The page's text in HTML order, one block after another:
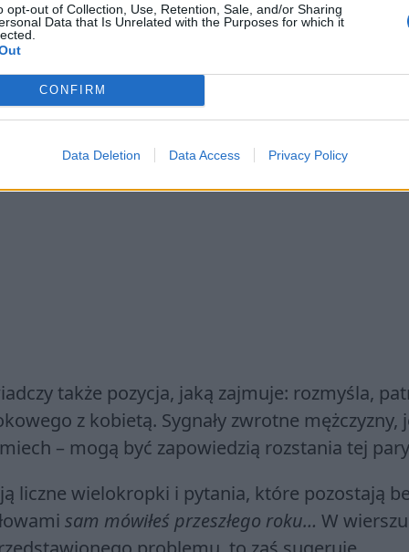
opt-out of Collection, Use, Retention, Sale, and/or Sharing
Data that Is Unrelated with the Purposes for which it
CONFIRM
Data Deletion Data Access Privacy Policy
także pozycja, jaką zajmuje: rozmyśla,
z kobietą. Sygnały zwrotne mężczyzny,
– mogą być zapowiedzią rozstania tej
liczne wielokropki i pytania, które pozostają
sam mówiłeś przeszłego roku… W